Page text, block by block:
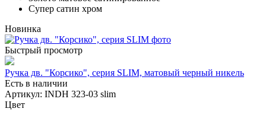
Супер сатин хром
Новинка
Быстрый просмотр
Ручка дв. "Корсико", серия SLIM, матовый черный никель
Есть в наличии
Артикул: INDH 323-03 slim
Цвет